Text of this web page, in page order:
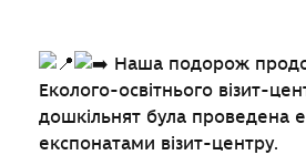
Наша подорож
Еколого-освітнього візит-
дошкільнят була проведена
експонатами візит-центру.